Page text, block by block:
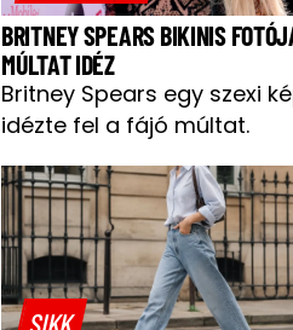
BRITNEY SPEARS BIKINIS
MÚLTAT IDÉZ
Britney Spears egy szexi
idézte fel a fájó múltat.
SIKK